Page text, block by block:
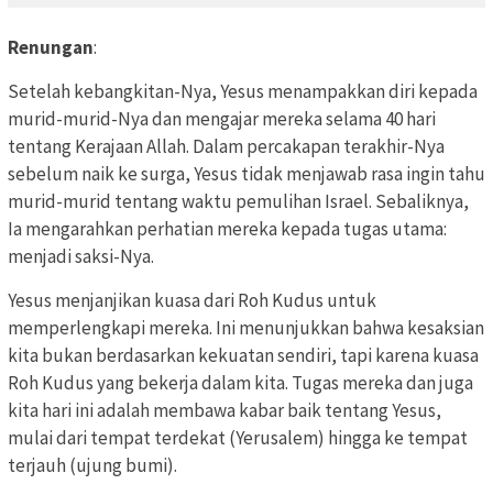
Renungan:
Setelah kebangkitan-Nya, Yesus menampakkan diri kepada
murid-murid-Nya dan mengajar mereka selama 40 hari
tentang Kerajaan Allah. Dalam percakapan terakhir-Nya
sebelum naik ke surga, Yesus tidak menjawab rasa ingin tahu
murid-murid tentang waktu pemulihan Israel. Sebaliknya,
Ia mengarahkan perhatian mereka kepada tugas utama:
menjadi saksi-Nya.
Yesus menjanjikan kuasa dari Roh Kudus untuk
memperlengkapi mereka. Ini menunjukkan bahwa kesaksian
kita bukan berdasarkan kekuatan sendiri, tapi karena kuasa
Roh Kudus yang bekerja dalam kita. Tugas mereka dan juga
kita hari ini adalah membawa kabar baik tentang Yesus,
mulai dari tempat terdekat (Yerusalem) hingga ke tempat
terjauh (ujung bumi).